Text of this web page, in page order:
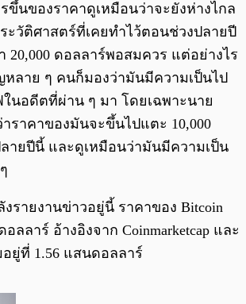
ขึ้นของราคาดูเหมือนว่าจะยังห่างไกล
ะวัติศาสตร์ที่เคยทำไว้ตอนช่วงปลายปี
20,000 ดอลลาร์พอสมควร แต่อย่างไร
ลาย ๆ คนก็มองว่ามันมีความเป็นไป
นอดีตที่ผ่าน ๆ มา โดยเฉพาะนาย
าราคาของมันจะขึ้นไปแตะ 10,000
ายปีนี้ และดูเหมือนว่ามันมีความเป็น
รายงานข่าวอยู่นี้ ราคาของ Bitcoin
ลลาร์ อ้างอิงจาก Coinmarketcap และ
ยู่ที่ 1.56 แสนดอลลาร์